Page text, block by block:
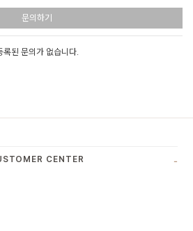
문의하기
록된 문의가 없습니다.
CENTER -